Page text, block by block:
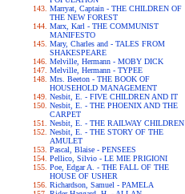
Marryat, Captain - THE CHILDREN OF
THE NEW FOREST
Marx, Karl - THE COMMUNIST
MANIFESTO
Mary, Charles and - TALES FROM
SHAKESPEARE
Melville, Hermann - MOBY DICK
Melville, Hermann - TYPEE
Mrs. Beeton - THE BOOK OF
HOUSEHOLD MANAGEMENT
Nesbit, E. - FIVE CHILDREN AND IT
Nesbit, E. - THE PHOENIX AND THE
CARPET
Nesbit, E. - THE RAILWAY CHILDREN
Nesbit, E. - THE STORY OF THE
AMULET
Pascal, Blaise - PENSEES
Pellico, Silvio - LE MIE PRIGIONI
Poe, Edgar A. - THE FALL OF THE
HOUSE OF USHER
Richardson, Samuel - PAMELA